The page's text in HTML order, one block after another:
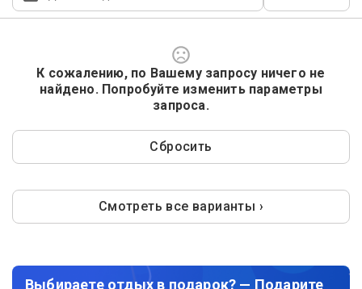
К сожалению, по Вашему запросу ничего не
найдено. Попробуйте изменить параметры
запроса.
Сбросить
Смотреть все варианты ›
Выбираете отдых в подарок? — Подарите